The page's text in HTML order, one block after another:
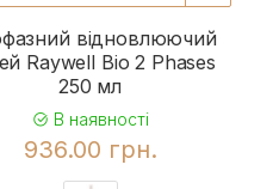
відновлюючий
Raywell Bio 2 Phases
250 мл
В наявності
936.00 грн.